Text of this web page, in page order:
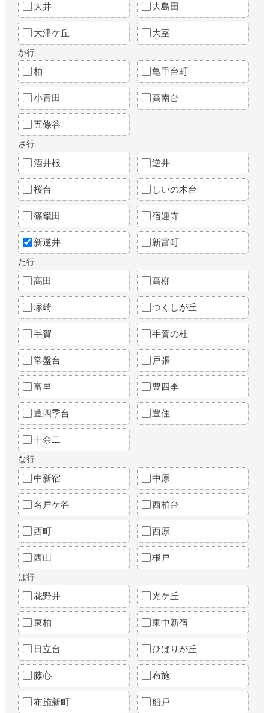
大井 大島田
大津ケ丘 大室
か行
柏 亀甲台町
小青田 高南台
五條谷
さ行
酒井根 逆井
桜台 しいの木台
篠籠田 宿連寺
新逆井 新富町
た行
高田 高柳
塚崎 つくしが丘
手賀 手賀の杜
常盤台 戸張
富里 豊四季
豊四季台 豊住
十余二
な行
中新宿 中原
名戸ケ谷 西柏台
西町 西原
西山 根戸
は行
花野井 光ケ丘
東柏 東中新宿
日立台 ひばりが丘
藤心 布施
布施新町 船戸